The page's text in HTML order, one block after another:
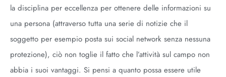
la disciplina per eccellenza per ottenere delle informazioni su
una persona (attraverso tutta una serie di notizie che il
soggetto per esempio posta sui social network senza nessuna
protezione), ciò non toglie il fatto che l’attività sul campo non
abbia i suoi vantaggi. Si pensi a quanto possa essere utile